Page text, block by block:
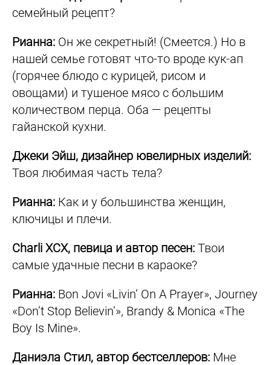
семейный рецепт?
Рианна: Он же секретный! (Смеется.) Но в
нашей семье готовят что-то вроде кук-ап
(горячее блюдо с курицей, рисом и
овощами) и тушеное мясо с большим
количеством перца. Оба — рецепты
гайанской кухни.
Джеки Эйш, дизайнер ювелирных изделий:
Твоя любимая часть тела?
Рианна: Как и у большинства женщин,
ключицы и плечи.
Charli XCX, певица и автор песен: Твои
самые удачные песни в караоке?
Рианна: Bon Jovi «Livin’ On A Prayer», Journey
«Don’t Stop Believin’», Brandy & Monica «The
Boy Is Mine».
Даниэла Стил, автор бестселлеров: Мне